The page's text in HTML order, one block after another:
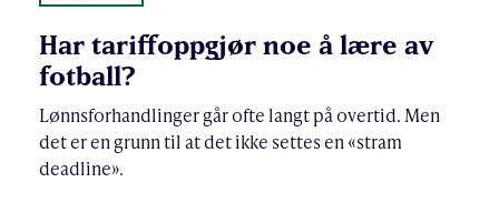
Har tariffoppgjør noe å lære av
fotball?
Lønnsforhandlinger går ofte langt på overtid. Men
det er en grunn til at det ikke settes en «stram
deadline».